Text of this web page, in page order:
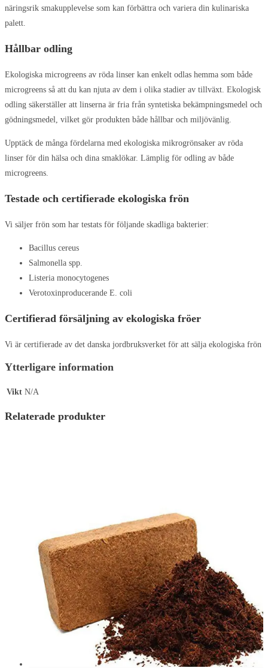
näringsrik smakupplevelse som kan förbättra och variera din kulinariska
palett.
Hållbar odling
Ekologiska microgreens av röda linser kan enkelt odlas hemma som både
microgreens så att du kan njuta av dem i olika stadier av tillväxt. Ekologisk
odling säkerställer att linserna är fria från syntetiska bekämpningsmedel och
gödningsmedel, vilket gör produkten både hållbar och miljövänlig.
Upptäck de många fördelarna med ekologiska mikrogrönsaker av röda
linser för din hälsa och dina smaklökar. Lämplig för odling av både
microgreens.
Testade och certifierade ekologiska frön
Vi säljer frön som har testats för följande skadliga bakterier:
Bacillus cereus
Salmonella spp.
Listeria monocytogenes
Verotoxinproducerande E. coli
Certifierad försäljning av ekologiska fröer
Vi är certifierade av det danska jordbruksverket för att sälja ekologiska frön
Ytterligare information
Vikt N/A
Relaterade produkter